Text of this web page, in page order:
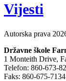
Vijesti
Autorska prava
Državne škole
1 Monteith Drive,
Telefon: 860-673-
Faks: 860-675-7134